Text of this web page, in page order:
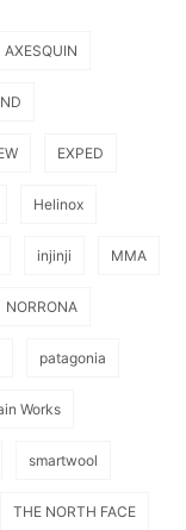
AXESQUIN
EXPED
Helinox
injinji MMA
NORRONA
patagonia
Works
smartwool
THE NORTH FACE